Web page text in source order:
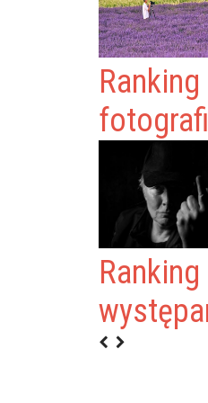
Ranking